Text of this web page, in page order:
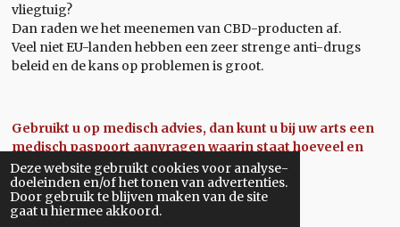
Deze website gebruikt cookies voor analyse-
doeleinden en/of het tonen van advertenties.
Door gebruik te blijven maken van de site
gaat u hiermee akkoord.
vliegtuig?
Dan raden we het meenemen van CBD-producten af.
Veel niet EU-landen hebben een zeer strenge anti-drugs
beleid en de kans op problemen is groot.
Gebruikt u op medisch advies, dan kunt u bij uw arts een
medisch paspoort aanvragen waarin staat hoeveel en
waarom u dit middel gebruikt.